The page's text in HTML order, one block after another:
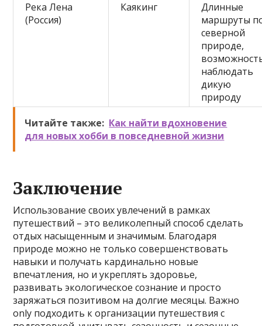
Река Лена
(Россия)
Каякинг
Длинные
маршруты
северной
природе,
наблюдать
дикую
природу
Читайте также: Как найти вдохновение
для новых хобби в повседневной жизни
Заключение
Использование своих увлечений в рамках
путешествий – это великолепный способ сделать
отдых насыщенным и значимым. Благодаря
природе можно не только совершенствовать
навыки и получать кардинально новые
впечатления, но и укреплять здоровье,
развивать экологическое сознание и просто
заряжаться позитивом на долгие месяцы. Важно
only подходить к организации путешествия с